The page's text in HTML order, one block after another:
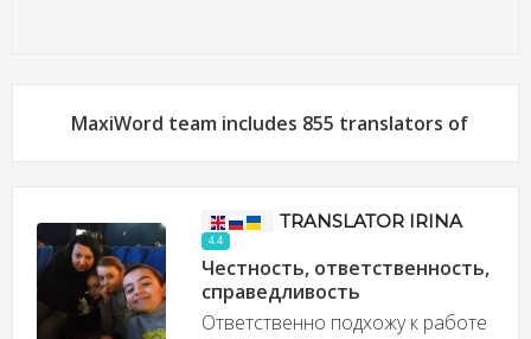
MaxiWord team includes 855 translators of
TRANSLATOR IRINA
4.4
Честность, ответственность,
справедливость
Ответственно подхожу к работе